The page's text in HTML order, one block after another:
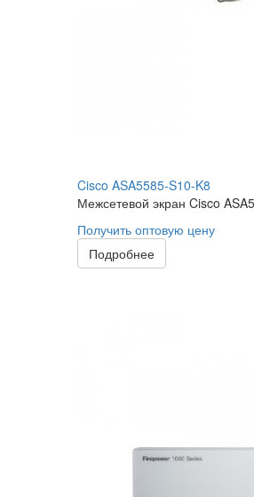
Cisco ASA5585-S10-K8
Межсетевой экран Cisco
Получить оптовую цену
Подробнее